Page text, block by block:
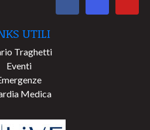
UTILI
Traghetti
Eventi
Medica